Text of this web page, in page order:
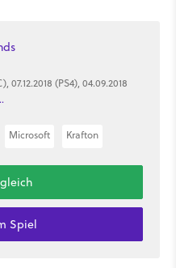
07.12.2018 (PS4), 04.09.2018
Microsoft Krafton
Spiel